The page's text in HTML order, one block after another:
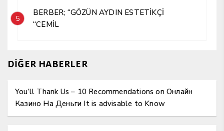
5
BERBER; “GÖZÜN AYDIN ESTETİKÇİ
“CEMİL
DİĞER HABERLER
You’ll Thank Us – 10 Recommendations on Онлайн
Казино На Деньги It is advisable to Know